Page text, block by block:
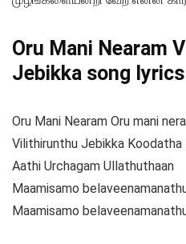
Oru Mani Nearam
Jebikka song
Oru Mani Nearam Oru mani
Vilithirunthu Jebikka Koodatha
Aathi Urchagam Ullathuthaan
Maamisamo
Maamisamo